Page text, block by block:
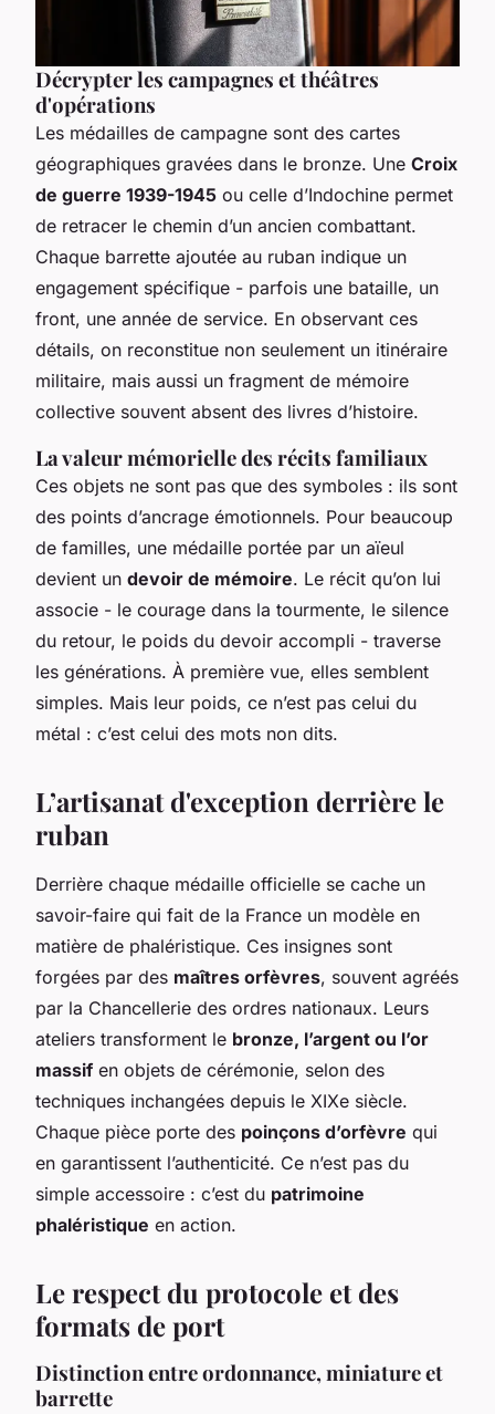
Décrypter les campagnes et théâtres
d'opérations
Les médailles de campagne sont des cartes
géographiques gravées dans le bronze. Une Croix
de guerre 1939-1945 ou celle d’Indochine permet
de retracer le chemin d’un ancien combattant.
Chaque barrette ajoutée au ruban indique un
engagement spécifique - parfois une bataille, un
front, une année de service. En observant ces
détails, on reconstitue non seulement un itinéraire
militaire, mais aussi un fragment de mémoire
collective souvent absent des livres d’histoire.
La valeur mémorielle des récits familiaux
Ces objets ne sont pas que des symboles : ils sont
des points d’ancrage émotionnels. Pour beaucoup
de familles, une médaille portée par un aïeul
devient un devoir de mémoire. Le récit qu’on lui
associe - le courage dans la tourmente, le silence
du retour, le poids du devoir accompli - traverse
les générations. À première vue, elles semblent
simples. Mais leur poids, ce n’est pas celui du
métal : c’est celui des mots non dits.
L’artisanat d'exception derrière le
ruban
Derrière chaque médaille officielle se cache un
savoir-faire qui fait de la France un modèle en
matière de phaléristique. Ces insignes sont
forgées par des maîtres orfèvres, souvent agréés
par la Chancellerie des ordres nationaux. Leurs
ateliers transforment le bronze, l’argent ou l’or
massifen objets de cérémonie, selon des
techniques inchangées depuis le XIXe siècle.
Chaque pièce porte des poinçons d’orfèvre qui
en garantissent l’authenticité. Ce n’est pas du
simple accessoire : c’est du patrimoine
phaléristique en action.
Le respect du protocole et des
formats de port
Distinction entre ordonnance, miniature et
barrette